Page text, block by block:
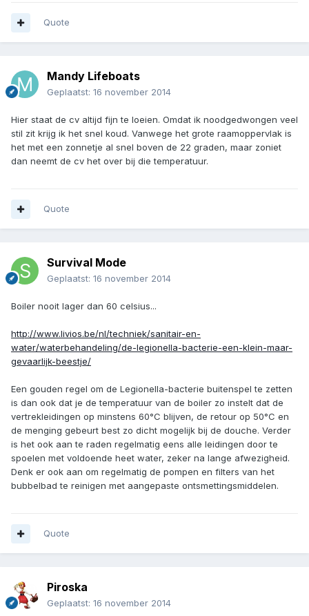
Quote
Mandy Lifeboats
Geplaatst: 16 november 2014
Hier staat de cv altijd fijn te loeien. Omdat ik noodgedwongen veel
stil zit krijg ik het snel koud. Vanwege het grote raamoppervlak is
het met een zonnetje al snel boven de 22 graden, maar zoniet
dan neemt de cv het over bij die temperatuur.
Quote
Survival Mode
Geplaatst: 16 november 2014
Boiler nooit lager dan 60 celsius...
http://www.livios.be/nl/techniek/sanitair-en-
water/waterbehandeling/de-legionella-bacterie-een-klein-maar-
gevaarlijk-beestje/
Een gouden regel om de Legionella-bacterie buitenspel te zetten
is dan ook dat je de temperatuur van de boiler zo instelt dat de
vertrekleidingen op minstens 60°C blijven, de retour op 50°C en
de menging gebeurt best zo dicht mogelijk bij de douche. Verder
is het ook aan te raden regelmatig eens alle leidingen door te
spoelen met voldoende heet water, zeker na lange afwezigheid.
Denk er ook aan om regelmatig de pompen en filters van het
bubbelbad te reinigen met aangepaste ontsmettingsmiddelen.
Quote
Piroska
Geplaatst: 16 november 2014